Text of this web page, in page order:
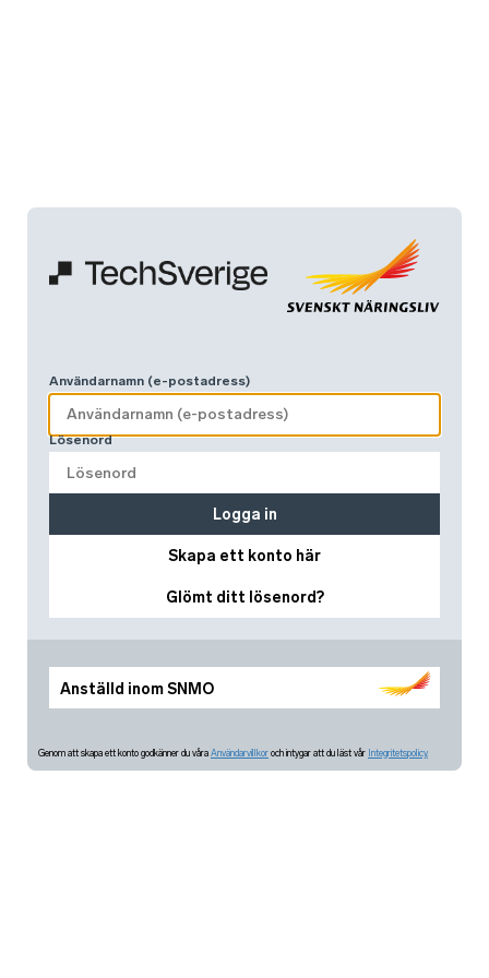
Anställd inom SNMO
Användarnamn (e-postadress)
Lösenord
Skapa ett konto här
Glömt ditt lösenord?
Logga in
Genom att skapa ett konto godkänner du våra Användarvillkor och intygar att du läst vår Integritetspolicy.